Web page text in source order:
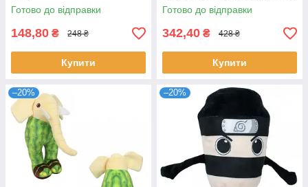
Готово до відправки
148,80 ₴ 248 ₴
Купити
Готово до відправки
342,40 ₴ 428 ₴
Купити
–20% –20%